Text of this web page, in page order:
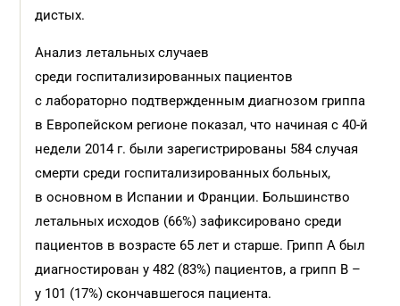
дистых.
Анализ летальных случаев
среди госпитализированных пациентов
с лабораторно подтвержденным диагнозом гриппа
в Европейском регионе показал, что начиная с 40-й
недели 2014 г. были зарегистрированы 584 случая
смерти среди госпитализированных больных,
в основном в Испании и Франции. Большинство
летальных исходов (66%) зафиксировано среди
пациентов в возрасте 65 лет и старше. Грипп А был
диагностирован у 482 (83%) пациентов, а грипп В –
у 101 (17%) скончавшегося пациента.